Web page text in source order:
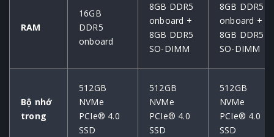
RAM
16GB
DDR5
onboard
8GB DDR5
onboard +
8GB DDR5
SO-DIMM
8GB DDR5
onboard +
8GB DDR5
SO-DIMM
Bộ nhớ
trong
512GB
NVMe
PCIe® 4.0
SSD
512GB
NVMe
PCIe® 4.0
SSD
512GB
NVMe
PCIe® 4.0
SSD